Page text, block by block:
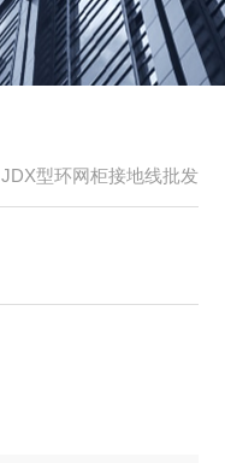
JDX型环网柜接地线批发